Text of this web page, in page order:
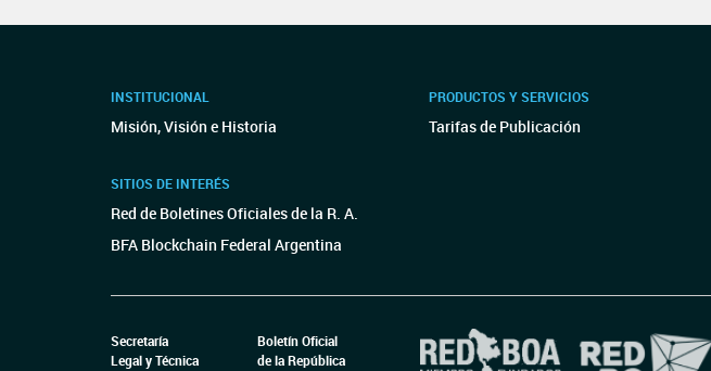
INSTITUCIONAL
Misión, Visión e Historia
SITIOS DE INTERÉS
Red de Boletines Oficiales de la R. A.
BFA Blockchain Federal Argentina
PRODUCTOS Y SERVICIOS
Tarifas de Publicación
Secretaría
Legal y Técnica
Boletín Oficial
de la República